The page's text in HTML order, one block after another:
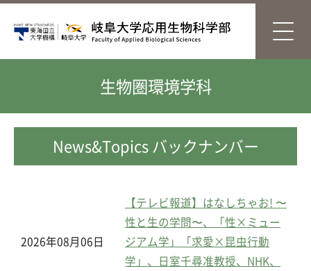
生物圏環境学科
News&Topics バックナンバー
2026年08月06日
【テレビ報道】はなしちゃお! 〜
性と生の学問〜、「性×ミュー
ジアム学」「求愛×昆虫行動
学」、日室千尋准教授、NHK、